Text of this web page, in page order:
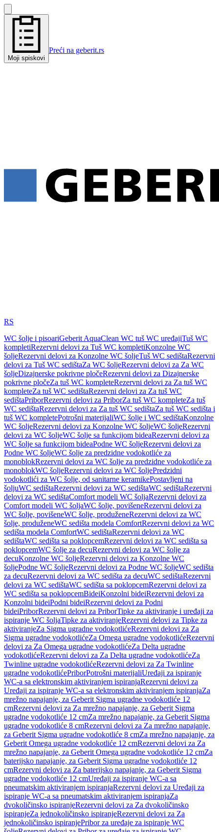
Moji spiskovi
Preći na geberit.rs
RS
WC šolje i pisoariGeberit AquaClean WC tuš WC uređajiTuš WC
kompletiRezervni delovi za Tuš WC kompletiKonzolne WC
šoljeRezervni delovi za Konzolne WC šoljeTuš WC sedištaRezervni
delovi za Tuš WC sedištaZa WC šoljeRezervni delovi za Za WC
šoljeDizajnerske pokrivne pločeRezervni delovi za Dizajnerske
pokrivne pločeZa tuš WC kompleteRezervni delovi za Za tuš WC
kompleteZa tuš WC sedištaRezervni delovi za Za tuš WC
sedištaPriborRezervni delovi za PriborZa tuš WC kompleteZa tuš
WC sedištaRezervni delovi za Za tuš WC sedištaZa tuš WC sedišta i
tuš WC kompletePotrošni materijaliWC šolje i WC sedištaKonzolne
WC šoljeRezervni delovi za Konzolne WC šoljeWC šoljeRezervni
delovi za WC šoljeWC šolje sa funkcijom bideaRezervni delovi za
WC šolje sa funkcijom bideaPodne WC šoljeRezervni delovi za
Podne WC šoljeWC šolje za predzidne vodokotliće za
monoblokRezervni delovi za WC šolje za predzidne vodokotliće za
monoblokWC šoljeRezervni delovi za WC šoljePredzidni
vodokotlići za WC šolje, od sanitarne keramikePostavljeni na
šoljuWC sedištaRezervni delovi za WC sedištaWC sedištaRezervni
delovi za WC sedištaComfort modeli WC šoljaRezervni delovi za
Comfort modeli WC šoljaWC šolje, povišeneRezervni delovi za
WC šolje, povišeneWC šolje, produženeRezervni delovi za WC
šolje, produženeWC sedišta modela ComfortRezervni delovi za WC
sedišta modela ComfortWC sedištaRezervni delovi za WC
sedištaWC sedišta sa poklopcemRezervni delovi za WC sedišta sa
poklopcemWC šolje za decuRezervni delovi za WC šolje za
decuKonzolne WC šoljeRezervni delovi za Konzolne WC
šoljePodne WC šoljeRezervni delovi za Podne WC šoljeWC sedišta
za decuRezervni delovi za WC sedišta za decuWC sedištaRezervni
delovi za WC sedištaWC sedišta sa poklopcemRezervni delovi za
WC sedišta sa poklopcemBideiKonzolni bideiRezervni delovi za
Konzolni bideiPodni bideiRezervni delovi za Podni
bideiPriborRezervni delovi za PriborTipke za aktiviranje i uređaji za
ispiranje WC šoljaTipke za aktiviranjeRezervni delovi za Tipke za
aktiviranjeZa Sigma ugradne vodokotlićeRezervni delovi za Za
Sigma ugradne vodokotlićeZa Omega ugradne vodokotlićeRezervni
delovi za Za Omega ugradne vodokotlićeZa Delta ugradne
vodokotlićeRezervni delovi za Za Delta ugradne vodokotlićeZa
Twinline ugradne vodokotlićeRezervni delovi za Za Twinline
ugradne vodokotlićePriborPotrošni materijaliUređaji za ispiranje
WC-a sa elektronskim aktiviranjem ispiranjaRezervni delovi za
Uređaji za ispiranje WC-a sa elektronskim aktiviranjem ispiranjaZa
mrežno napajanje, za Geberit Sigma ugradne vodokotliće 12
cmRezervni delovi za Za mrežno napajanje, za Geberit Sigma
ugradne vodokotliće 12 cmZa mrežno napajanje, za Geberit Sigma
ugradne vodokotliće 8 cmRezervni delovi za Za mrežno napajanje,
za Geberit Sigma ugradne vodokotliće 8 cmZa mrežno napajanje, za
Geberit Omega ugradne vodokotliće 12 cmRezervni delovi za Za
mrežno napajanje, za Geberit Omega ugradne vodokotliće 12 cmZa
baterijsko napajanje, za Geberit Sigma ugradne vodokotliće 12
cmRezervni delovi za Za baterijsko napajanje, za Geberit Sigma
ugradne vodokotliće 12 cmUređaji za ispiranje WC-a sa
pneumatskim aktiviranjem ispiranjaRezervni delovi za Uređaji za
ispiranje WC-a sa pneumatskim aktiviranjem ispiranjaZa
dvokoličinsko ispiranjeRezervni delovi za Za dvokoličinsko
ispiranjeZa jednokoličinsko ispiranjeRezervni delovi za Za
jednokoličinsko ispiranjePribor za uređaje za ispiranje WC